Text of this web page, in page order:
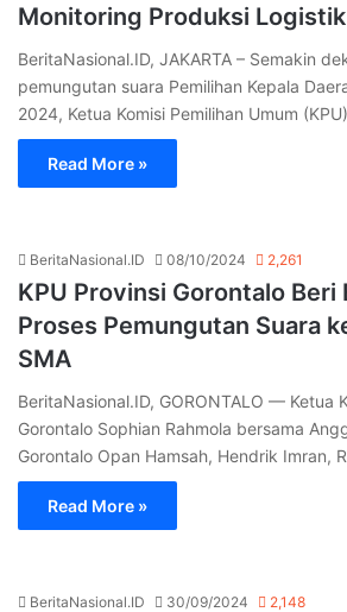
Monitoring Produksi
BeritaNasional.ID, JAKARTA – Semakin
pemungutan suara Pemilihan Kepala
2024, Ketua Komisi Pemilihan Umum
Read More »
BeritaNasional.ID 08/10/2024 2,261
KPU Provinsi Gorontalo Beri
Proses Pemungutan Suara
SMA
BeritaNasional.ID, GORONTALO — Ketua
Gorontalo Sophian Rahmola bersama
Gorontalo Opan Hamsah, Hendrik Imran,
Read More »
BeritaNasional.ID 30/09/2024 2,148